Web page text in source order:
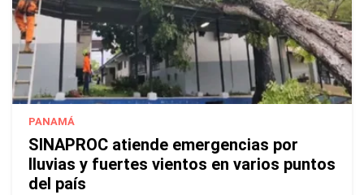
PANAMÁ
SINAPROC atiende emergencias por
lluvias y fuertes vientos en varios puntos
del país